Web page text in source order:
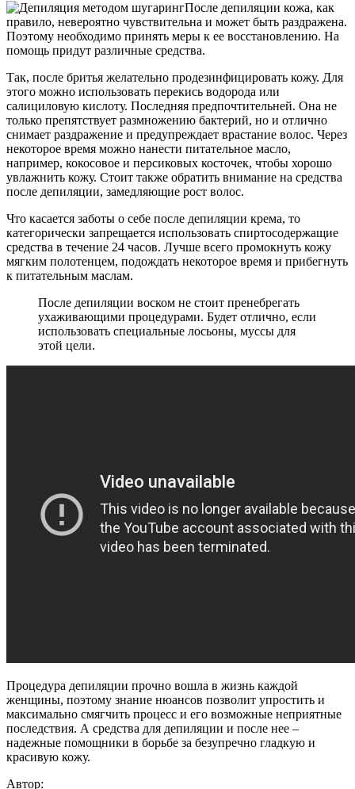
После депиляции кожа, как
правило, невероятно чувствительна и может быть раздражена.
Поэтому необходимо принять меры к ее восстановлению. На
помощь придут различные средства.
Так, после бритья желательно продезинфицировать кожу. Для
этого можно использовать перекись водорода или
салициловую кислоту. Последняя предпочтительней. Она не
только препятствует размножению бактерий, но и отлично
снимает раздражение и предупреждает врастание волос. Через
некоторое время можно нанести питательное масло,
например, кокосовое и персиковых косточек, чтобы хорошо
увлажнить кожу. Стоит также обратить внимание на средства
после депиляции, замедляющие рост волос.
Что касается заботы о себе после депиляции крема, то
категорически запрещается использовать спиртосодержащие
средства в течение 24 часов. Лучше всего промокнуть кожу
мягким полотенцем, подождать некоторое время и прибегнуть
к питательным маслам.
После депиляции воском не стоит пренебрегать
ухаживающими процедурами. Будет отлично, если
использовать специальные лосьоны, муссы для
этой цели.
Процедура депиляции прочно вошла в жизнь каждой
женщины, поэтому знание нюансов позволит упростить и
максимально смягчить процесс и его возможные неприятные
последствия. А средства для депиляции и после нее –
надежные помощники в борьбе за безупречно гладкую и
красивую кожу.
Автор: